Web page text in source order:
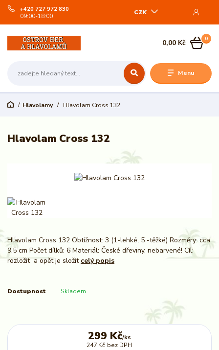
Menu
CZK
+420 727 972 830
09:00-18:00
0
0,00 Kč
Hlavolamy Hlavolam Cross 132
Hlavolam Cross 132
Hlavolam Cross 132 Obtížnost: 3 (1-lehké, 5 -těžké) Rozměry: cca
9,5 cm Počet dílků: 6 Materiál: České dřeviny, nebarvené! Cíl:
rozložit a opět je složit celý popis
Dostupnost Skladem
299 Kč/ks
247 Kč bez DPH